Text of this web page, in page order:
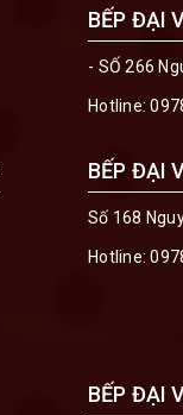
BẾP ĐẠI
- SỐ 266
Hotline:
BẾP ĐẠI
Số 168
Hotline:
BẾP ĐẠI